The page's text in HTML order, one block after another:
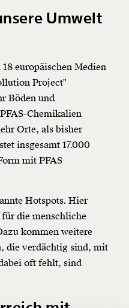
dass sie für alle
sind für alle frei im
Und das wird auch
den Fortschritt und
- Verein für
Umwelt
europäischen Medien
Project"
Böden und
Chemikalien
Orte, als bisher
insgesamt 17.000
mit PFAS
Hotspots. Hier
die menschliche
kommen weitere
die verdächtig sind, mit
oft fehlt, sind